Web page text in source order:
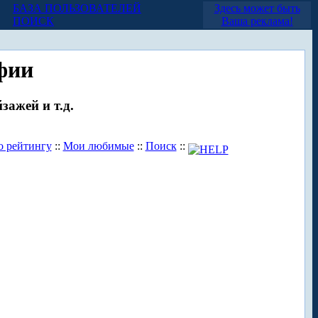
БАЗА ПОЛЬЗОВАТЕЛЕЙ
ПОИСК
Здесь может быть
Ваша реклама!
и т.д.
рейтингу:: Мои любимые:: Поиск::